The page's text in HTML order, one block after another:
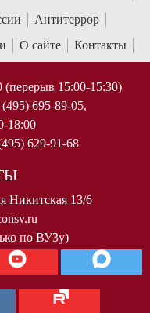
Антитеррор
О сайте Контакты
(перерыв 15:00-15:30)
695-89-05,
18:00
629-91-68
Никитская 13/6
по ВУЗу)